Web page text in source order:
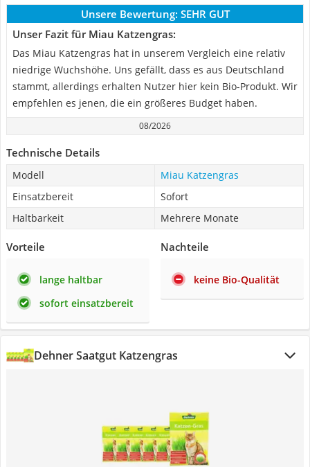
Unsere Bewertung: SEHR GUT
Unser Fazit für Miau Katzengras:
Das Miau Katzengras hat in unserem Vergleich eine relativ
niedrige Wuchshöhe. Uns gefällt, dass es aus Deutschland
stammt, allerdings erhalten Nutzer hier kein Bio-Produkt. Wir
empfehlen es jenen, die ein größeres Budget haben.
08/2026
Technische Details
Modell
Miau Katzengras
Einsatzbereit
Sofort
Haltbarkeit
Mehrere Monate
Vorteile
lange haltbar
sofort einsatzbereit
Nachteile
keine Bio-Qualität
Dehner Saatgut Katzengras